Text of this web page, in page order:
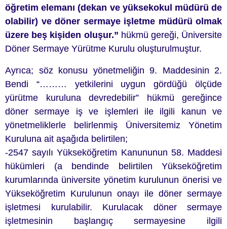
öğretim elemanı (dekan ve yüksekokul müdürü de
olabilir) ve döner sermaye işletme müdürü olmak
üzere beş kişiden oluşur.” hükmü gereği, Üniversite
Döner Sermaye Yürütme Kurulu oluşturulmuştur.
Ayrıca; söz konusu yönetmeliğin 9. Maddesinin 2.
Bendi “……… yetkilerini uygun gördüğü ölçüde
yürütme kuruluna devredebilir” hükmü gereğince
döner sermaye iş ve işlemleri ile ilgili kanun ve
yönetmeliklerle belirlenmiş Üniversitemiz Yönetim
Kuruluna ait aşağıda belirtilen;
-2547 sayılı Yükseköğretim Kanununun 58. Maddesi
hükümleri (a bendinde belirtilen Yükseköğretim
kurumlarında üniversite yönetim kurulunun önerisi ve
Yükseköğretim Kurulunun onayı ile döner sermaye
işletmesi kurulabilir. Kurulacak döner sermaye
işletmesinin başlangıç sermayesine ilgili